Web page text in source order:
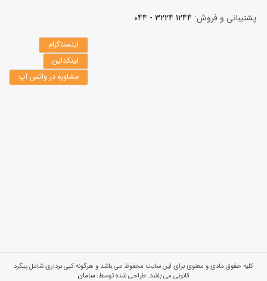
پشتیبانی و فروش: 1244 3224 - 044
اینستاگرام
لینکداین
مشاوره در واتس آپ
کلیه حقوق مادی و معنوی برای این سایت محفوظ می باشد و هرگونه کپی برداری شامل پیگرد
قانونی می باشد. طراحی شده توسط:سامان